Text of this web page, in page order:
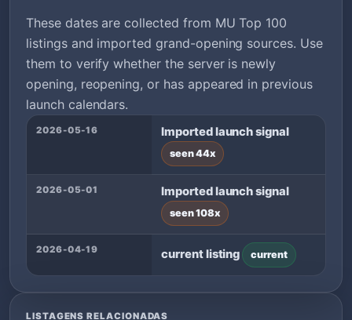
These dates are collected from MU Top 100
listings and imported grand-opening sources. Use
them to verify whether the server is newly
opening, reopening, or has appeared in previous
launch calendars.
2026-05-16 Imported launch signal
seen 44x
2026-05-01 Imported launch signal
seen 108x
2026-04-19 current listing current
LISTAGENS RELACIONADAS